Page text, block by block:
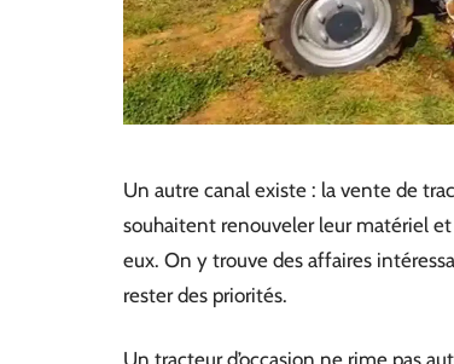
Un autre canal existe : la vente de
souhaitent renouveler leur matériel
eux. On y trouve des affaires
rester des priorités.